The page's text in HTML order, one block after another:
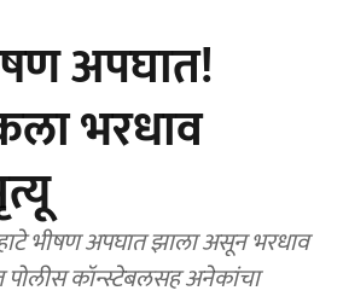
अपघात!
भरधाव
भीषण अपघात झाला असून भरधाव
पोलीस कॉन्स्टेबलसह अनेकांचा